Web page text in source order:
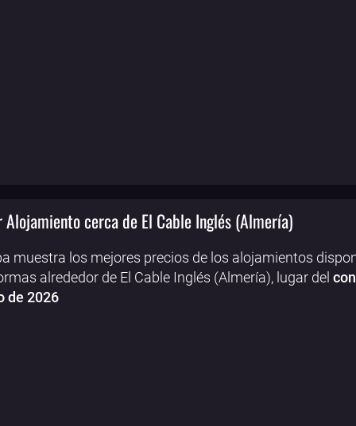
Alojamiento cerca de El Cable Inglés (Almería)
muestra los mejores precios de los alojamientos
alrededor de El Cable Inglés (Almería), lugar del
de 2026